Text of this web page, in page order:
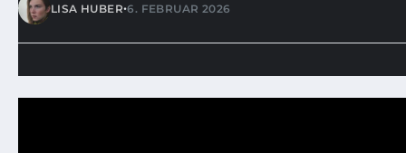
LISA HUBER•6. FEBRUAR 2026